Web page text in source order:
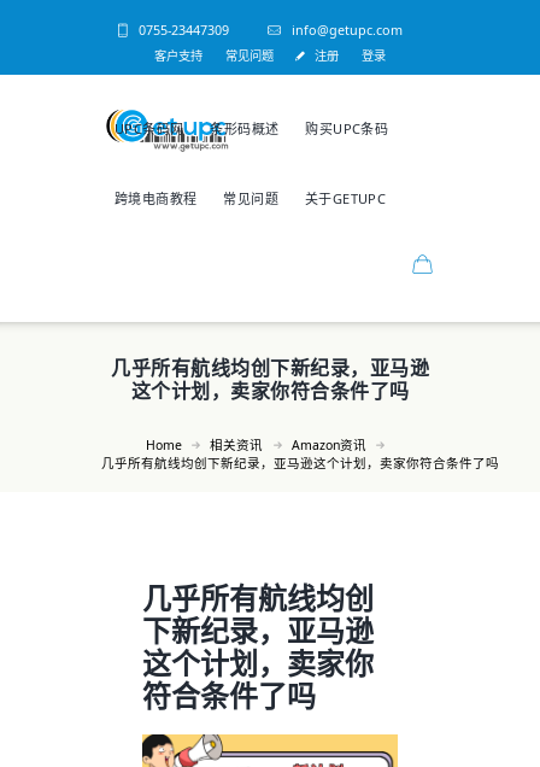
0755-23447309 info@getupc.com
客户支持 常见问题 注册 登录
UPC条码网 条形码概述 购买UPC条码
跨境电商教程 常见问题 关于GETUPC
几乎所有航线均创下新纪录，亚马逊
这个计划，卖家你符合条件了吗
Home 相关资讯
Amazon资讯
几乎所有航线均创下新纪录，亚马逊这个计划，卖家你符合条件了吗
几乎所有航线均创
下新纪录，亚马逊
这个计划，卖家你
符合条件了吗